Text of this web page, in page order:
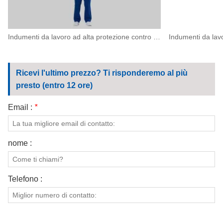
Ricevi l'ultimo prezzo? Ti risponderemo al più
presto (entro 12 ore)
Email : *
nome :
Telefono :